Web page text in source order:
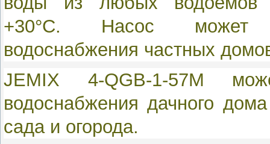
+30°C. Насос может
водоснабжения частных
JEMIX 4-QGB-1-57M
водоснабжения дачного
сада и огорода.